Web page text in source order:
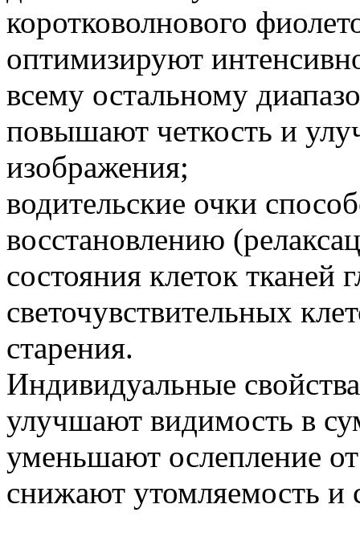
коротковолнового
оптимизируют
всему остальному
повышают четкость и
изображения;
водительские очки
восстановлению
состояния клеток тканей
светочувствительных
старения.
Индивидуальные
улучшают видимость в
уменьшают ослепление
снижают утомляемость и